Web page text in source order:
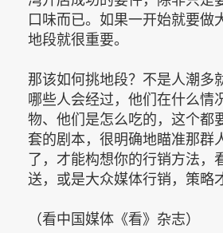
口味而已。如果一开始就要做
地段就很重要。
那该如何挑地段？不是人潮多
哪些人会经过，他们在什么情
物、他们是怎么吃的，这个都
套的剧本，很明确地瞄准那群
了，才能构想你的行销方法，
送，或是大众媒体行销，策略
（看中国媒体《看》杂志）